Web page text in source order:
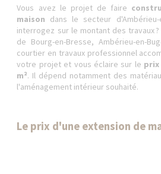
Vous avez le projet de faire
maison dans le secteur
interrogez sur le montant des travaux ?
de Bourg-en-Bresse, Ambérieu-en-
courtier en travaux professionnel
votre projet et vous éclaire sur le prix
m². Il dépend notamment des
l'aménagement intérieur souhaité.
Le prix d'une extension de